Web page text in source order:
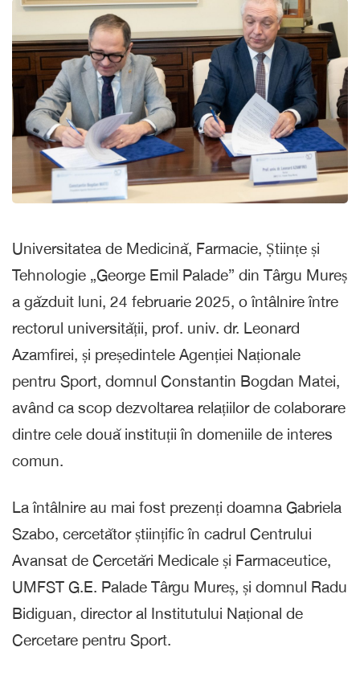
Universitatea de Medicină, Farmacie, Științe și
Tehnologie „George Emil Palade” din Târgu Mureș
a găzduit luni, 24 februarie 2025, o întâlnire între
rectorul universității, prof. univ. dr. Leonard
Azamfirei, și președintele Agenției Naționale
pentru Sport, domnul Constantin Bogdan Matei,
având ca scop dezvoltarea relațiilor de colaborare
dintre cele două instituții în domeniile de interes
comun.
La întâlnire au mai fost prezenți doamna Gabriela
Szabo, cercetător științific în cadrul Centrului
Avansat de Cercetări Medicale și Farmaceutice,
UMFST G.E. Palade Târgu Mureș, și domnul Radu
Bidiguan, director al Institutului Național de
Cercetare pentru Sport.